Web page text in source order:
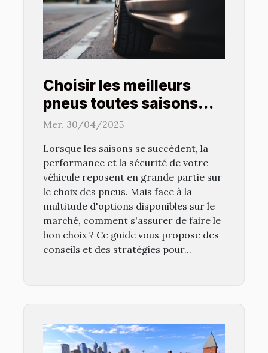
Choisir les meilleurs
pneus toutes saisons
pour votre véhicule
Mer. 30/04/2025
Lorsque les saisons se succèdent, la
performance et la sécurité de votre
véhicule reposent en grande partie sur
le choix des pneus. Mais face à la
multitude d'options disponibles sur le
marché, comment s'assurer de faire le
bon choix ? Ce guide vous propose des
conseils et des stratégies pour...